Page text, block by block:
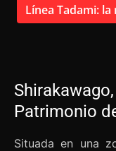
Línea Tadami:
Patrimonio
Situada en una